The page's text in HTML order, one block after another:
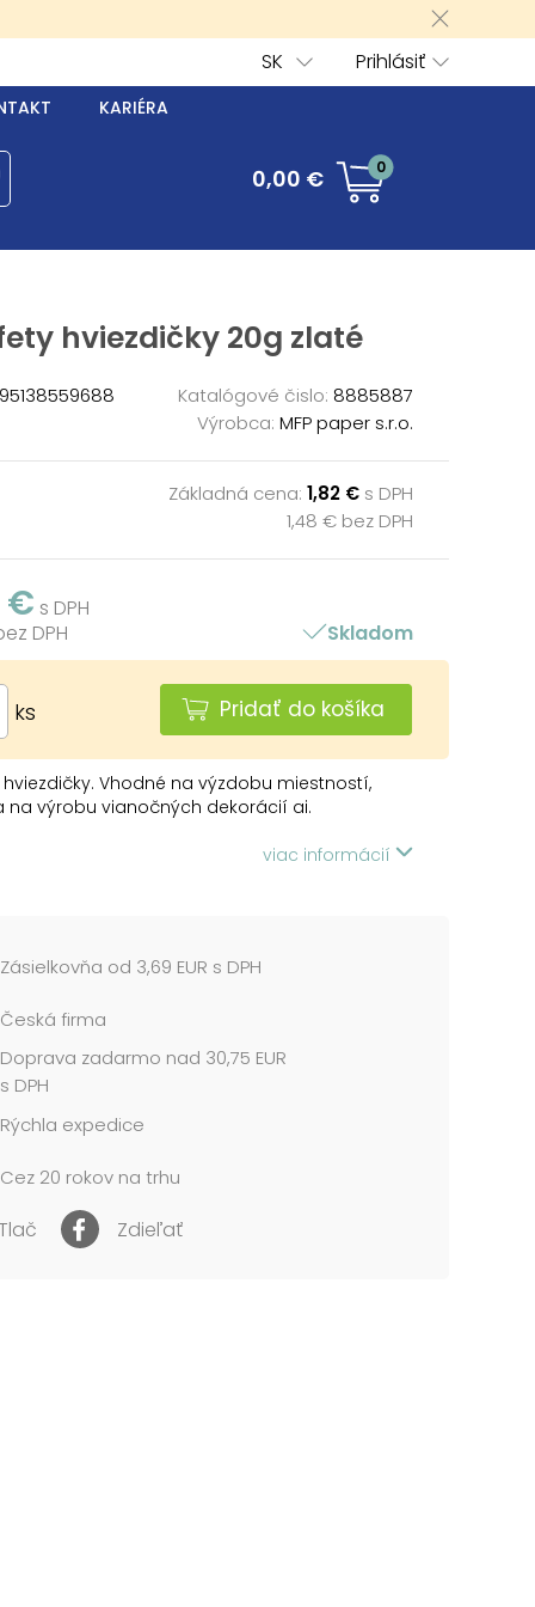
Prihlásiť
SK
KARIÉRA
0,00 € 0
hviezdičky 20g zlaté
Katalógové čislo: 8885887
Výrobca: MFP paper s.r.o.
Základná cena: 1,82 € s DPH
1,48 € bez DPH
€ s DPH
DPH
Skladom
ks Pridať do košíka
hviezdičky. Vhodné na výzdobu miestností,
na výrobu vianočných dekorácií ai.
sú balené vo vrecúšku so závesom.
cena je za 1 balenie....
viac informácií
Zásielkovňa od 3,69 EUR s DPH
Česká firma
Doprava zadarmo nad 30,75 EUR
s DPH
Rýchla expedice
Cez 20 rokov na trhu
Zdieľať